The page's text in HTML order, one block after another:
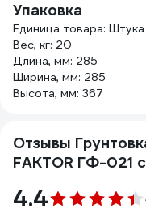
Упаковка
Единица товара: Штука
Вес, кг: 20
Длина, мм: 285
Ширина, мм: 285
Высота, мм: 367
Отзывы
FAKTOR ГФ-021
4.4